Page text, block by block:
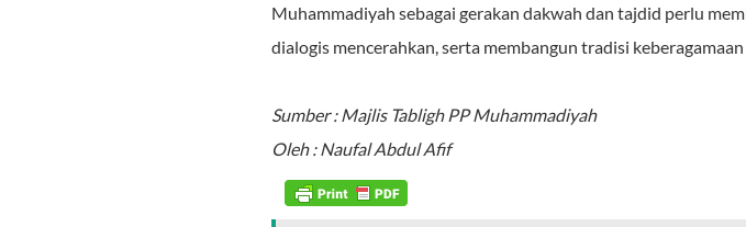
Muhammadiyah sebagai gerakan dakwah dan tajdid perlu
dialogis mencerahkan, serta membangun tradisi
Sumber : Majlis Tabligh PP Muhammadiyah
Oleh : Naufal Abdul Afif